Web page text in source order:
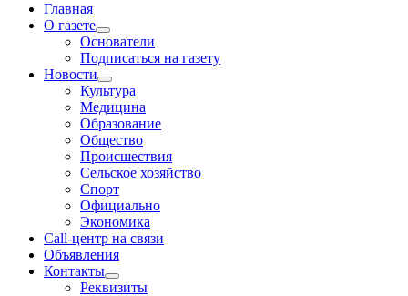
Главная
О газете
Основатели
Подписаться на газету
Новости
Культура
Медицина
Образование
Общество
Происшествия
Сельское хозяйство
Спорт
Официально
Экономика
Call-центр на связи
Объявления
Контакты
Реквизиты